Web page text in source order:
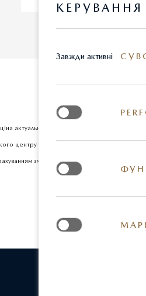
актуальна на момент оновлення
центру Mazda. Реальні кольори та деякі
змін міжбанківського курсу долару
Завжди активні